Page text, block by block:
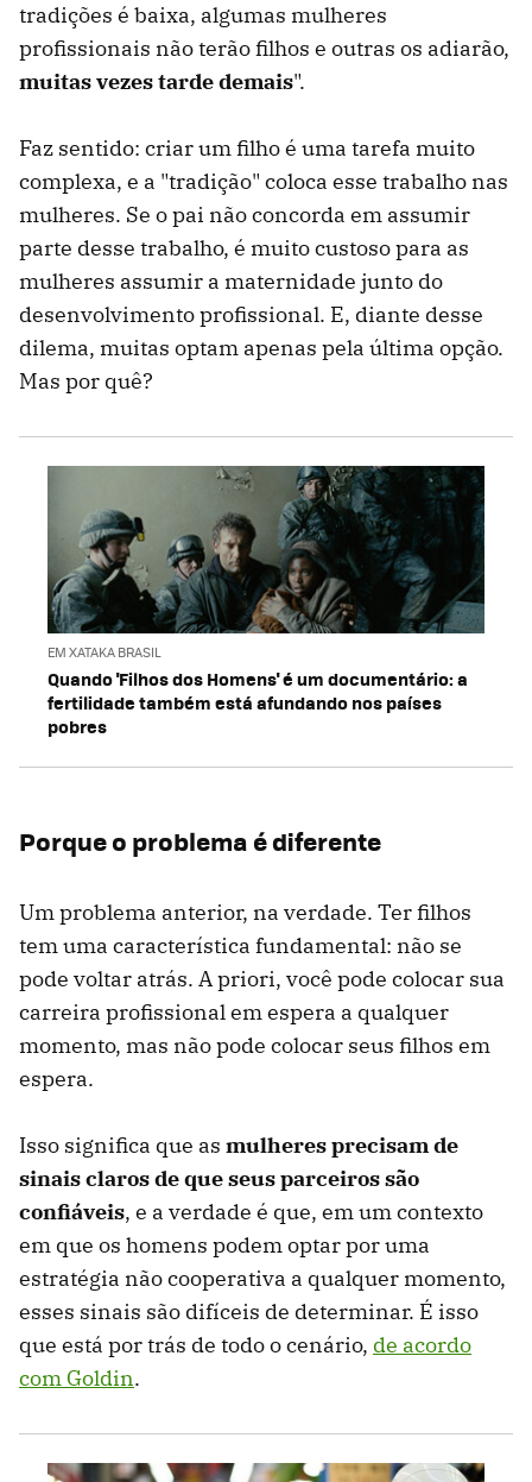
tradições é baixa, algumas mulheres
profissionais não terão filhos e outras os adiarão,
muitas vezes tarde demais".
Faz sentido: criar um filho é uma tarefa muito
complexa, e a "tradição" coloca esse trabalho nas
mulheres. Se o pai não concorda em assumir
parte desse trabalho, é muito custoso para as
mulheres assumir a maternidade junto do
desenvolvimento profissional. E, diante desse
dilema, muitas optam apenas pela última opção.
Mas por quê?
EM XATAKA BRASIL
Quando 'Filhos dos Homens' é um documentário: a
fertilidade também está afundando nos países
pobres
Porque o problema é diferente
Um problema anterior, na verdade. Ter filhos
tem uma característica fundamental: não se
pode voltar atrás. A priori, você pode colocar sua
carreira profissional em espera a qualquer
momento, mas não pode colocar seus filhos em
espera.
Isso significa que as mulheres precisam de
sinais claros de que seus parceiros são
confiáveis, e a verdade é que, em um contexto
em que os homens podem optar por uma
estratégia não cooperativa a qualquer momento,
esses sinais são difíceis de determinar. É isso
que está por trás de todo o cenário, de acordo
com Goldin.